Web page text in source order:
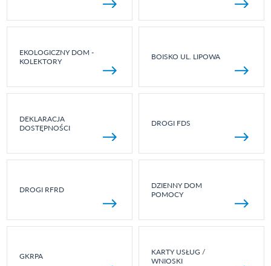
EKOLOGICZNY DOM -
KOLEKTORY
BOISKO UL. LIPOWA
DEKLARACJA
DOSTĘPNOŚCI
DROGI FDS
DROGI RFRD
DZIENNY DOM
POMOCY
GKRPA
KARTY USŁUG /
WNIOSKI